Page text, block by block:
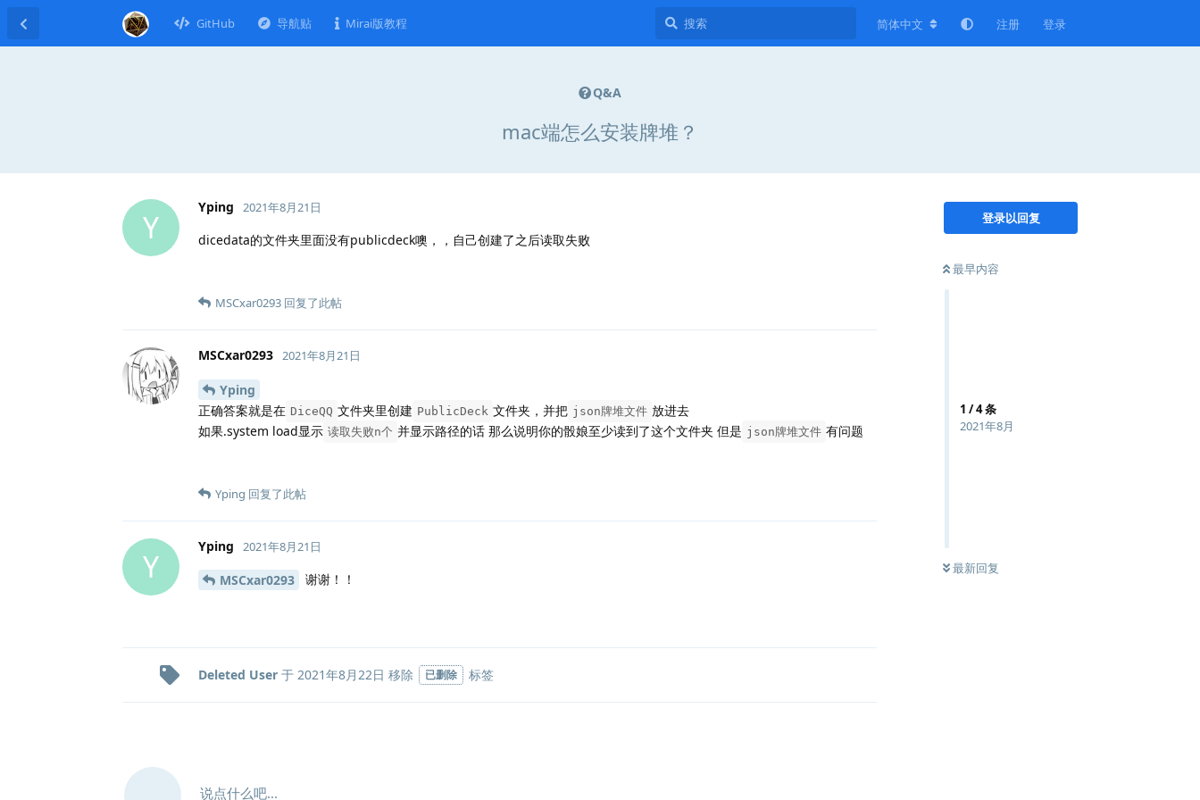
GitHub 导航贴 Mirai版教程 简体中文 注册 登录
Q&A
mac端怎么安装牌堆？
登录以回复
最早内容
1 /4条
2021年8月
最新回复
Y
Yping 2021年8月21日
dicedata的文件夹里面没有publicdeck噢，，自己创建了之后读取失败
MSCxar0293 回复了此帖
MSCxar0293 2021年8月21日
Yping
正确答案就是在 DiceQQ 文件夹里创建 PublicDeck 文件夹，并把 json牌堆文件 放进去
如果.system load显示 读取失败n个 并显示路径的话 那么说明你的骰娘至少读到了这个文件夹 但是 json牌堆文件 有问题
Yping 回复了此帖
Y
Yping 2021年8月21日
MSCxar0293 谢谢！！
Deleted User 于 2021年8月22日 移除 已删除 标签
说点什么吧...